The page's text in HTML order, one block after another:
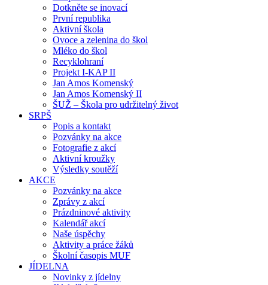
Dotkněte se inovací
První republika
Aktivní škola
Ovoce a zelenina do škol
Mléko do škol
Recyklohraní
Projekt I-KAP II
Jan Amos Komenský
Jan Amos Komenský II
ŠUŽ – Škola pro udržitelný život
SRPŠ
Popis a kontakt
Pozvánky na akce
Fotografie z akcí
Aktivní kroužky
Výsledky soutěží
AKCE
Pozvánky na akce
Zprávy z akcí
Prázdninové aktivity
Kalendář akcí
Naše úspěchy
Aktivity a práce žáků
Školní časopis MUF
JÍDELNA
Novinky z jídelny